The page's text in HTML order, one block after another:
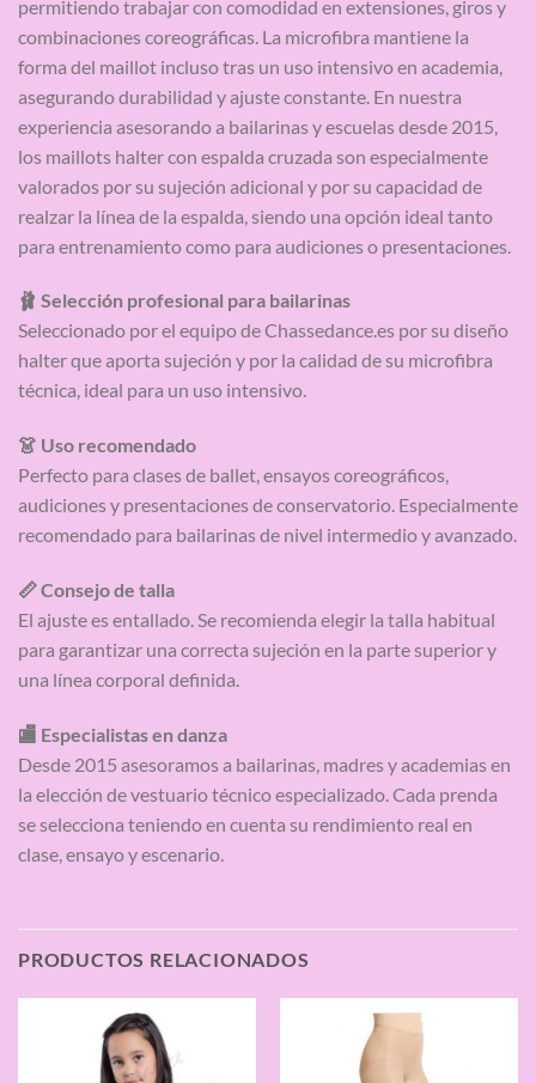
permitiendo trabajar con comodidad en extensiones, giros y
combinaciones coreográficas. La microfibra mantiene la
forma del maillot incluso tras un uso intensivo en academia,
asegurando durabilidad y ajuste constante. En nuestra
experiencia asesorando a bailarinas y escuelas desde 2015,
los maillots halter con espalda cruzada son especialmente
valorados por su sujeción adicional y por su capacidad de
realzar la línea de la espalda, siendo una opción ideal tanto
para entrenamiento como para audiciones o presentaciones.
🩰 Selección profesional para bailarinas
Seleccionado por el equipo de Chassedance.es por su diseño
halter que aporta sujeción y por la calidad de su microfibra
técnica, ideal para un uso intensivo.
👗 Uso recomendado
Perfecto para clases de ballet, ensayos coreográficos,
audiciones y presentaciones de conservatorio. Especialmente
recomendado para bailarinas de nivel intermedio y avanzado.
📏 Consejo de talla
El ajuste es entallado. Se recomienda elegir la talla habitual
para garantizar una correcta sujeción en la parte superior y
una línea corporal definida.
🏬 Especialistas en danza
Desde 2015 asesoramos a bailarinas, madres y academias en
la elección de vestuario técnico especializado. Cada prenda
se selecciona teniendo en cuenta su rendimiento real en
clase, ensayo y escenario.
PRODUCTOS RELACIONADOS